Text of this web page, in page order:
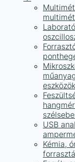
eszközök
USB
Kémia,